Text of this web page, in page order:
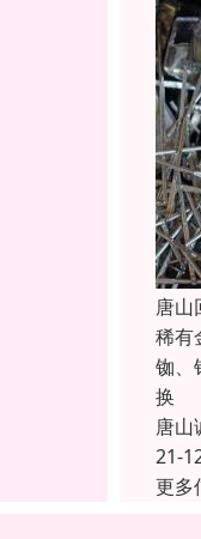
唐山
稀有
铷、
换
唐山
21-
更多